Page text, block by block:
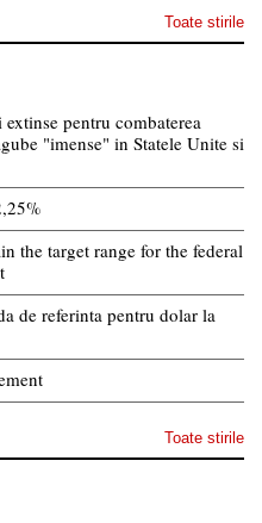
Toate stirile
pentru combaterea
"imense" in Statele Unite si
the target range for the federal
de referinta pentru dolar la
Toate stirile